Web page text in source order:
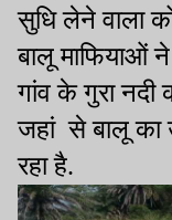
सुधि लेने वाला
बालू माफियाओं
गांव के गुरा नदी
जहां से बालू का
रहा है.